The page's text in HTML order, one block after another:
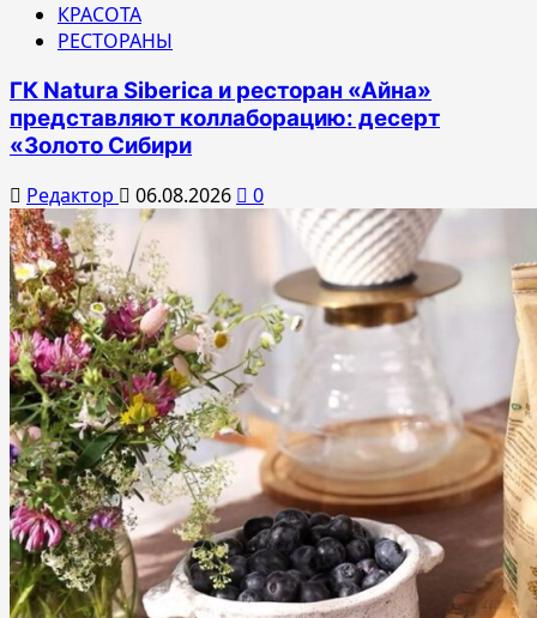
КРАСОТА
РЕСТОРАНЫ
ГК Natura Siberica и ресторан «Айна»
представляют коллаборацию: десерт
«Золото Сибири
Редактор 06.08.2026 0